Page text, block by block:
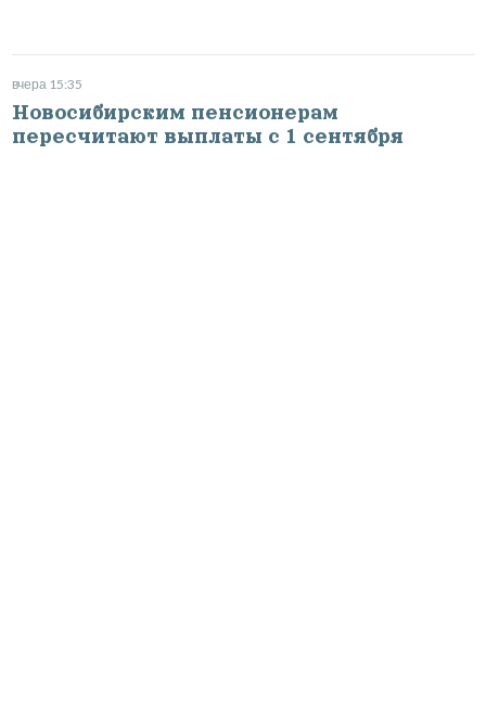
вчера 15:35
Новосибирским пенсионерам
пересчитают выплаты с 1 сентября